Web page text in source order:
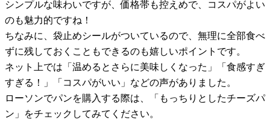
シンプルな味わいですが、価格帯も控えめで、コスパがよい
のも魅力的ですね！
ちなみに、袋止めシールがついているので、無理に全部食べ
ずに残しておくこともできるのも嬉しいポイントです。
ネット上では「温めるとさらに美味しくなった」「食感すぎ
すぎる！」「コスパがいい」などの声がありました。
ローソンでパンを購入する際は、「もっちりとしたチーズパ
ン」をチェックしてみてください。